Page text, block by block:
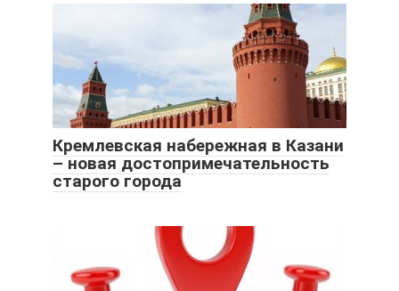
Кремлевская набережная в Казани
– новая достопримечательность
старого города